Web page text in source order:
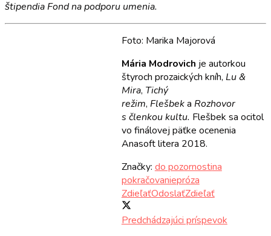
štipendia Fond na podporu umenia.
Foto: Marika Majorová
Mária Modrovich je autorkou
štyroch prozaických kníh, Lu &
Mira, Tichý
režim, Flešbeka Rozhovor
s členkou kultu. Flešbek sa ocitol
vo finálovej päťke ocenenia
Anasoft litera 2018.
Značky: do pozornostina
pokračovaniepróza
ZdieľaťOdoslaťZdieľať
Predchádzajúci príspevok